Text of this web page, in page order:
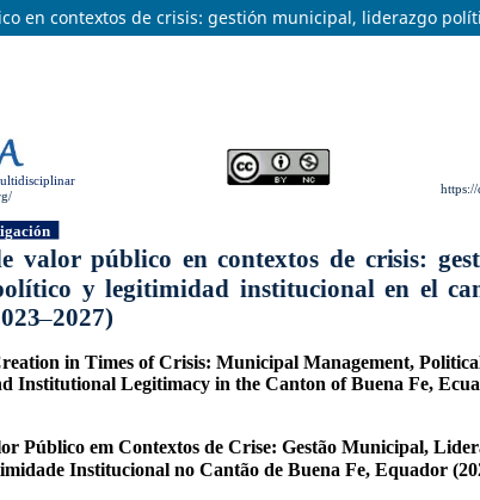
en contextos de crisis: gestión municipal, liderazgo